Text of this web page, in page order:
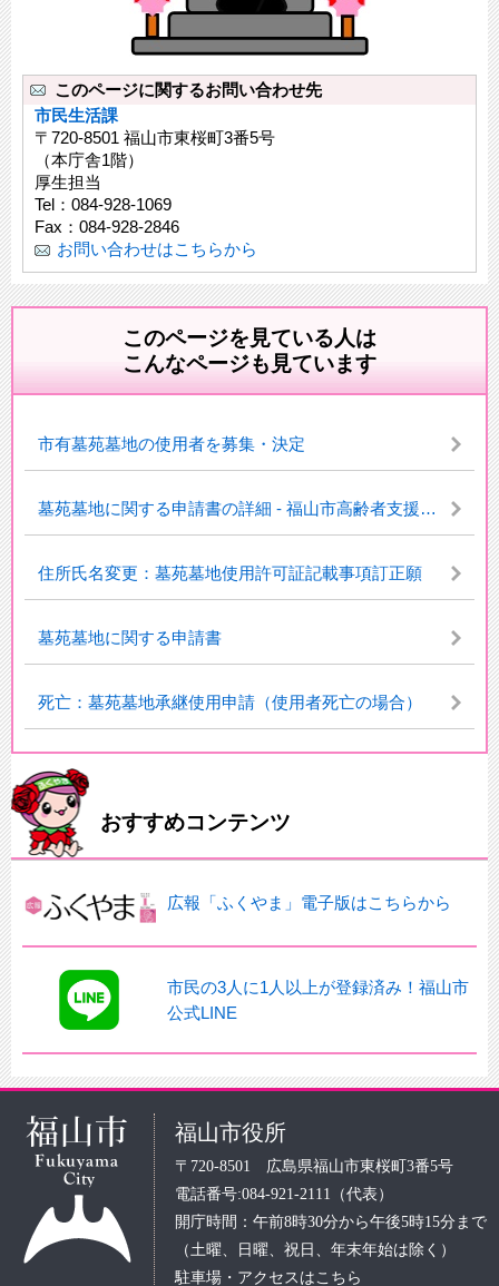
このページに関するお問い合わせ先
市民生活課
〒720-8501 福山市東桜町3番5号
（本庁舎1階）
厚生担当
Tel：084-928-1069
Fax：084-928-2846
お問い合わせはこちらから
このページを見ている人は
こんなページも見ています
市有墓苑墓地の使用者を募集・決定
墓苑墓地に関する申請書の詳細 - 福山市高齢者支援サイト
住所氏名変更：墓苑墓地使用許可証記載事項訂正願
墓苑墓地に関する申請書
死亡：墓苑墓地承継使用申請（使用者死亡の場合）
おすすめコンテンツ
広報「ふくやま」電子版はこちらから
市民の3人に1人以上が登録済み！福山市
公式LINE
福山市役所
〒720-8501 広島県福山市東桜町3番5号
電話番号:084-921-2111（代表）
開庁時間：午前8時30分から午後5時15分まで
（土曜、日曜、祝日、年末年始は除く）
駐車場・アクセスはこちら